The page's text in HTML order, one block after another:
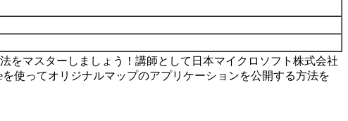
をマスターしましょう！講師として日本マイクロソフト株式会社
使ってオリジナルマップのアプリケーションを公開する方法を